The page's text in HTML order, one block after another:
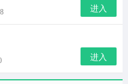
玩家可自由创建人设；
进入
进入